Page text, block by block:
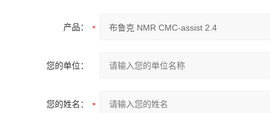
产品：
您的单位：
您的姓名：